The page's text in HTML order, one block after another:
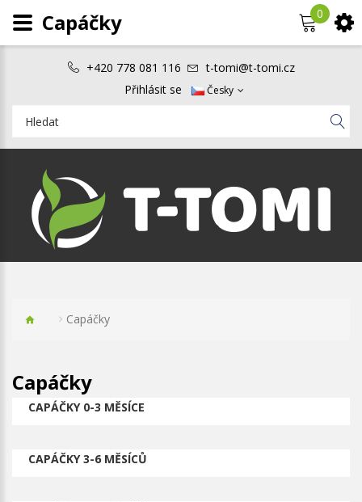
+420 778 081 116
t-tomi@t-tomi.cz
Přihlásit se
Česky
0
Capáčky
Capáčky
CAPÁČKY 0-3 MĚSÍCE
CAPÁČKY 3-6 MĚSÍCŮ
Capáčky